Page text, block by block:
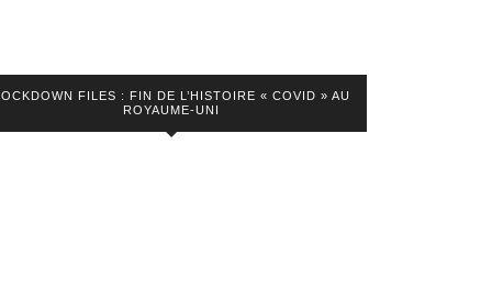
FILES : FIN DE L’HISTOIRE « COVID » AU
ROYAUME-UNI